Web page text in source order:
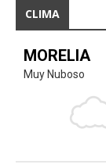
CLIMA
MORELIA
Muy Nuboso